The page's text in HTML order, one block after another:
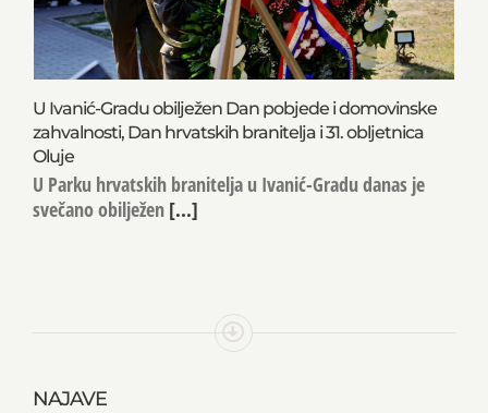
U Ivanić-Gradu obilježen Dan pobjede i domovinske
zahvalnosti, Dan hrvatskih branitelja i 31. obljetnica
Oluje
U Parku hrvatskih branitelja u Ivanić-Gradu danas je
svečano obilježen [...]
NAJAVE